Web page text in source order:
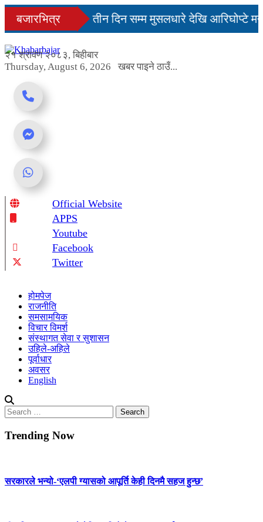
Skip
content
बजारभित्र
सहज हुन्छ’
तीन दिन सम्म मुसलधारे देखि आरिघोप्टे
२१ श्रावण २०८३, बिहीबार
Thursday, August 6, 2026
खबर पाइने ठाउँ...
Online News Portal
Official Website
APPS
Youtube
Facebook
Twitter
होमपेज
राजनीति
समसामयिक
विचार विमर्श
संस्थागत सेवा र सुशासन
उहिले-अहिले
पूर्वाधार
अवसर
English
Search
for:
Trending Now
सरकारले भन्यो-‘एलपी ग्यासको आपूर्ति केही दिनमै सहज हुन्छ’